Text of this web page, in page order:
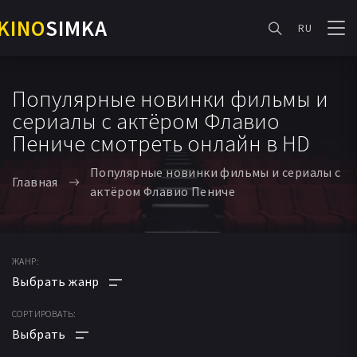
SIMKA RU
Популярные новинки фильмы и
сериалы с актёром Флавио
Пениче смотреть онлайн в HD
Главная
Популярные новинки фильмы и сериалы с
актёром Флавио Пениче
ЖАНР:
АНИМЕ
СОРТИРОВАТЬ: